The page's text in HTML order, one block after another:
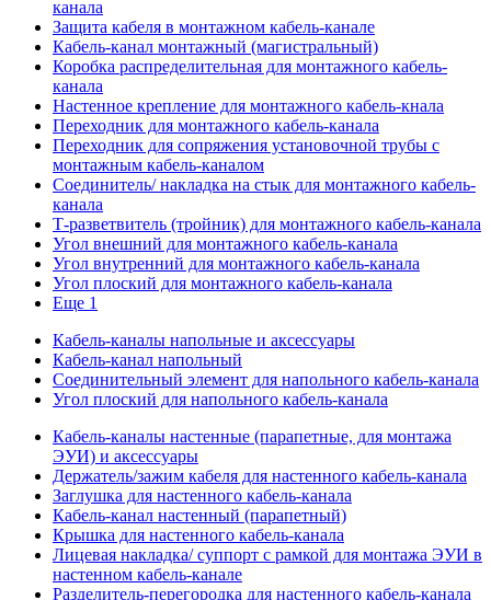
канала
Защита кабеля в монтажном кабель-канале
Кабель-канал монтажный (магистральный)
Коробка распределительная для монтажного кабель-
канала
Настенное крепление для монтажного кабель-кнала
Переходник для монтажного кабель-канала
Переходник для сопряжения установочной трубы с
монтажным кабель-каналом
Соединитель/ накладка на стык для монтажного кабель-
канала
Т-разветвитель (тройник) для монтажного кабель-канала
Угол внешний для монтажного кабель-канала
Угол внутренний для монтажного кабель-канала
Угол плоский для монтажного кабель-канала
Еще 1
Кабель-каналы напольные и аксессуары
Кабель-канал напольный
Соединительный элемент для напольного кабель-канала
Угол плоский для напольного кабель-канала
Кабель-каналы настенные (парапетные, для монтажа
ЭУИ) и аксессуары
Держатель/зажим кабеля для настенного кабель-канала
Заглушка для настенного кабель-канала
Кабель-канал настенный (парапетный)
Крышка для настенного кабель-канала
Лицевая накладка/ суппорт с рамкой для монтажа ЭУИ в
настенном кабель-канале
Разделитель-перегородка для настенного кабель-канала